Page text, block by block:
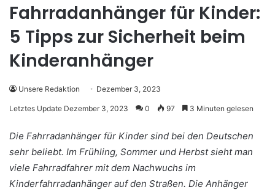
Fahrradanhänger für Kinder:
5 Tipps zur Sicherheit beim
Kinderanhänger
Unsere Redaktion Dezember 3, 2023
Letztes Update Dezember 3, 2023 0 97 3 Minuten gelesen
Die Fahrradanhänger für Kinder sind bei den Deutschen
sehr beliebt. Im Frühling, Sommer und Herbst sieht man
viele Fahrradfahrer mit dem Nachwuchs im
Kinderfahrradanhänger auf den Straßen. Die Anhänger